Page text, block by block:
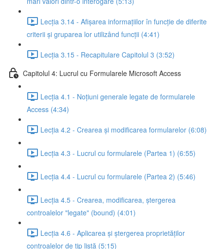
Lecția 3.14 - Afișarea informațiilor în funcție de diferite
criterii și gruparea lor utilizând funcții (4:41)
Lecția 3.15 - Recapitulare Capitolul 3 (3:52)
Capitolul 4: Lucrul cu Formularele Microsoft Access
Lecția 4.1 - Noțiuni generale legate de formularele
Access (4:34)
Lecția 4.2 - Crearea și modificarea formularelor (6:08)
Lecția 4.3 - Lucrul cu formularele (Partea 1) (6:55)
Lecția 4.4 - Lucrul cu formularele (Partea 2) (5:46)
Lecția 4.5 - Crearea, modificarea, ștergerea
controalelor "legate" (bound) (4:01)
Lecția 4.6 - Aplicarea și ștergerea proprietăților
controalelor de tip listă (5:15)